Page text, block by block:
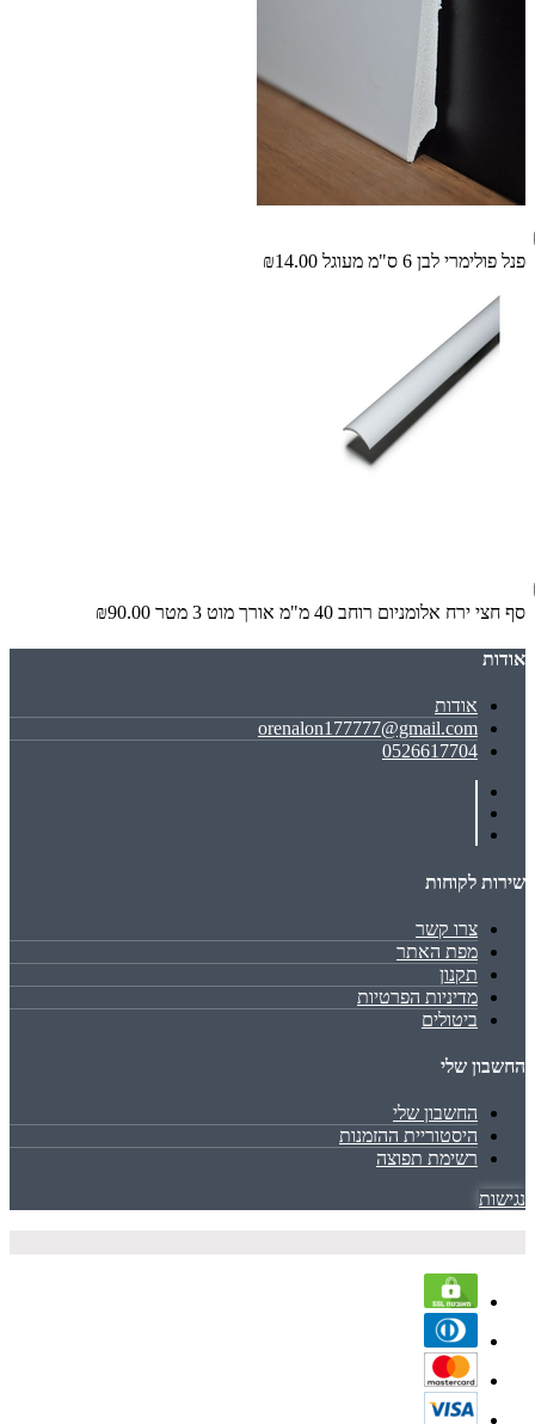
פנל פולימרי לבן 6 ס"מ מעוגל ₪14.00
סף חצי ירח אלומניום רוחב 40 מ"מ אורך מוט 3 מטר ₪90.00
אודות
אודות
orenalon177777@gmail.com
0526617704
שירות לקוחות
צרו קשר
מפת האתר
תקנון
מדיניות הפרטיות
ביטולים
החשבון שלי
החשבון שלי
היסטוריית ההזמנות
רשימת תפוצה
נגישות